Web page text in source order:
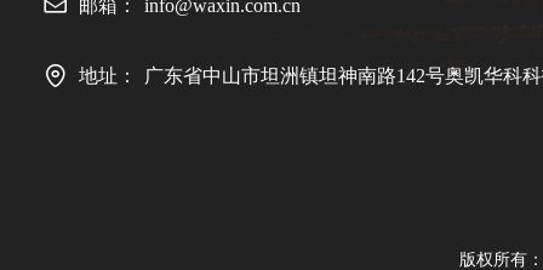
邮箱： info@waxin.com.cn
地址： 广东省中山市坦洲镇坦神南路142号奥凯华科
版权所有：